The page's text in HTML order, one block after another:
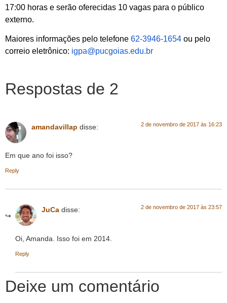
17:00 horas e serão oferecidas 10 vagas para o público
externo.
Maiores informações pelo telefone 62-3946-1654 ou pelo
correio eletrônico: igpa@pucgoias.edu.br
Respostas de 2
amandavillap disse: 2 de novembro de 2017 às 16:23
Em que ano foi isso?
Reply
JuCa disse: 2 de novembro de 2017 às 23:57
Oi, Amanda. Isso foi em 2014.
Reply
Deixe um comentário